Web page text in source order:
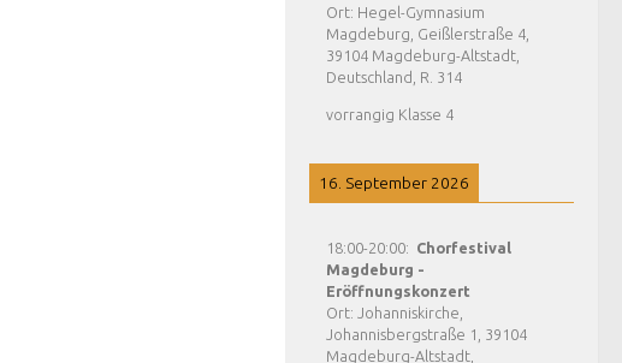
Ort: Hegel-Gymnasium
Magdeburg, Geißlerstraße 4,
39104 Magdeburg-Altstadt,
Deutschland, R. 314
vorrangig Klasse 4
16. September 2026
18:00-20:00: Chorfestival
Magdeburg -
Eröffnungskonzert
Ort: Johanniskirche,
Johannisbergstraße 1, 39104
Magdeburg-Altstadt,